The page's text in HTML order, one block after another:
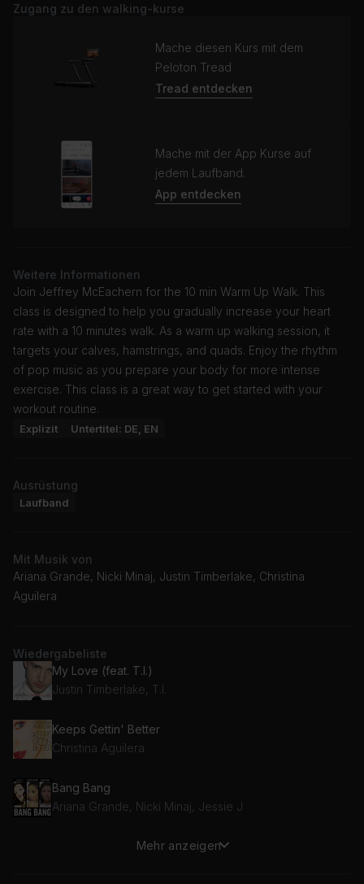
Zugang zu den walking-kurse
Mache diesen Kurs mit dem
Peloton Tread
Tread entdecken
Mache mit der App Kurse auf
jedem Laufband.
App entdecken
Weitere Informationen
Join Jeffrey McEachern for the 10 min Warm Up Walk. This
class is designed to help you gradually increase your heart
rate with a 10 minutes walk. As a warm up walking session, it
targets your calves, hamstrings, and quads. Enjoy the rhythm
of pop music as you prepare your body for more intense
exercise. This class is a great way to get started with your
workout routine.
Explizit Untertitel: DE, EN
Ausrüstung
Laufband
Mit Musik von
Ariana Grande, Nicki Minaj, Justin Timberlake, Christina
Aguilera
Wiedergabeliste
My Love (feat. T.I.)
Justin Timberlake, T.I.
Keeps Gettin' Better
Christina Aguilera
Bang Bang
Ariana Grande, Nicki Minaj, Jessie J
Mehr anzeigen